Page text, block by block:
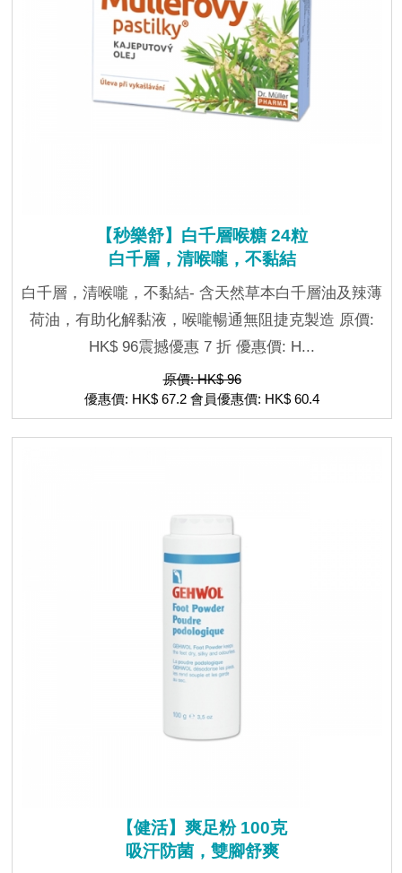
【秒樂舒】白千層喉糖 24粒
白千層，清喉嚨，不黏結
白千層，清喉嚨，不黏結- 含天然草本白千層油及辣薄
荷油，有助化解黏液，喉嚨暢通無阻捷克製造 原價:
HK$ 96震撼優惠 7 折 優惠價: H...
原價: HK$ 96
優惠價: HK$ 67.2 會員優惠價: HK$ 60.4
【健活】爽足粉 100克
吸汗防菌，雙腳舒爽